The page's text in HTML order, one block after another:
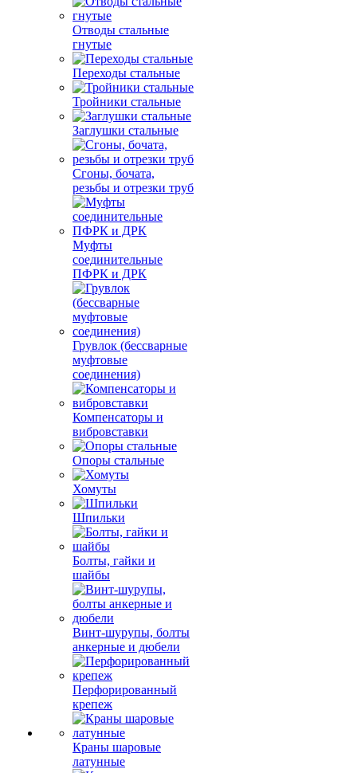
Отводы стальные
гнутые
Переходы стальные
Тройники стальные
Заглушки стальные
Сгоны, бочата,
резьбы и отрезки труб
Муфты
соединительные
ПФРК и ДРК
Грувлок (бессварные
муфтовые
соединения)
Компенсаторы и
вибровставки
Опоры стальные
Хомуты
Шпильки
Болты, гайки и
шайбы
Винт-шурупы, болты
анкерные и дюбели
Перфорированный
крепеж
Краны шаровые
латунные